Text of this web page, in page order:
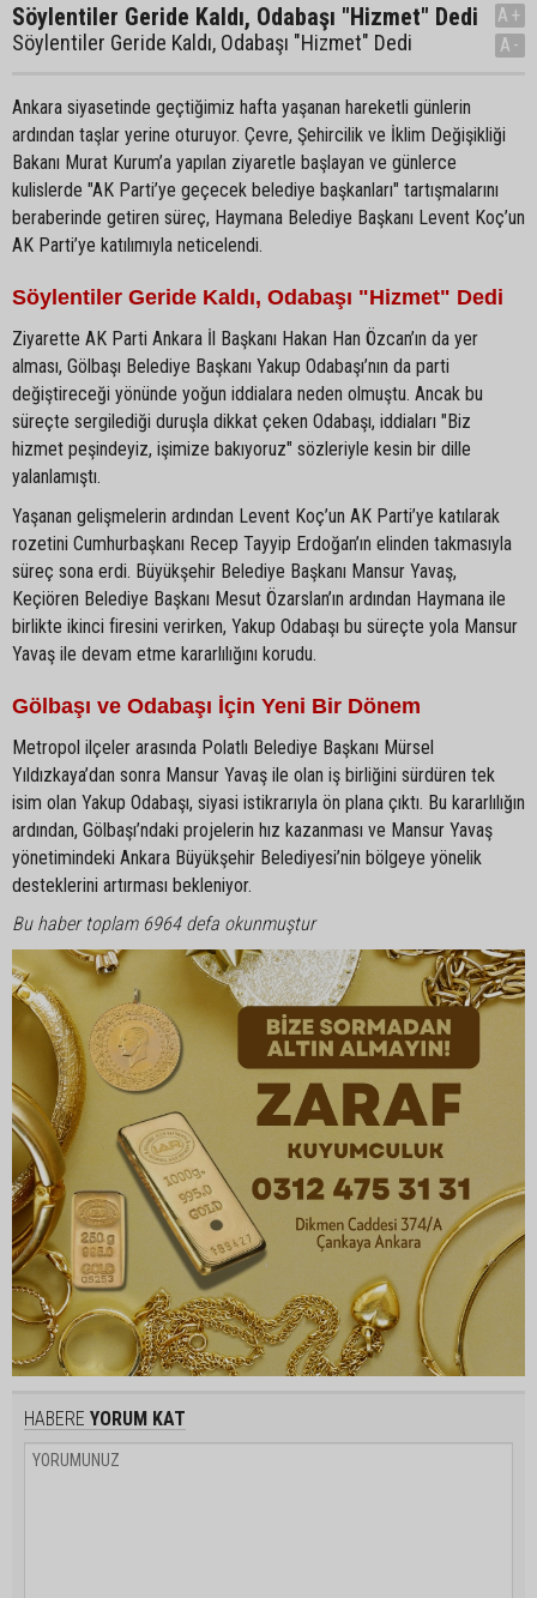
Söylentiler Geride Kaldı, Odabaşı "Hizmet" Dedi
Söylentiler Geride Kaldı, Odabaşı "Hizmet" Dedi
A+
A-
Ankara siyasetinde geçtiğimiz hafta yaşanan hareketli günlerin
ardından taşlar yerine oturuyor. Çevre, Şehircilik ve İklim Değişikliği
Bakanı Murat Kurum’a yapılan ziyaretle başlayan ve günlerce
kulislerde "AK Parti’ye geçecek belediye başkanları" tartışmalarını
beraberinde getiren süreç, Haymana Belediye Başkanı Levent Koç’un
AK Parti’ye katılımıyla neticelendi.
Söylentiler Geride Kaldı, Odabaşı "Hizmet" Dedi
Ziyarette AK Parti Ankara İl Başkanı Hakan Han Özcan’ın da yer
alması, Gölbaşı Belediye Başkanı Yakup Odabaşı’nın da parti
değiştireceği yönünde yoğun iddialara neden olmuştu. Ancak bu
süreçte sergilediği duruşla dikkat çeken Odabaşı, iddiaları "Biz
hizmet peşindeyiz, işimize bakıyoruz" sözleriyle kesin bir dille
yalanlamıştı.
Yaşanan gelişmelerin ardından Levent Koç’un AK Parti’ye katılarak
rozetini Cumhurbaşkanı Recep Tayyip Erdoğan’ın elinden takmasıyla
süreç sona erdi. Büyükşehir Belediye Başkanı Mansur Yavaş,
Keçiören Belediye Başkanı Mesut Özarslan’ın ardından Haymana ile
birlikte ikinci firesini verirken, Yakup Odabaşı bu süreçte yola Mansur
Yavaş ile devam etme kararlılığını korudu.
Gölbaşı ve Odabaşı İçin Yeni Bir Dönem
Metropol ilçeler arasında Polatlı Belediye Başkanı Mürsel
Yıldızkaya’dan sonra Mansur Yavaş ile olan iş birliğini sürdüren tek
isim olan Yakup Odabaşı, siyasi istikrarıyla ön plana çıktı. Bu kararlılığın
ardından, Gölbaşı’ndaki projelerin hız kazanması ve Mansur Yavaş
yönetimindeki Ankara Büyükşehir Belediyesi’nin bölgeye yönelik
desteklerini artırması bekleniyor.
Bu haber toplam 6964 defa okunmuştur
HABERE YORUM KAT